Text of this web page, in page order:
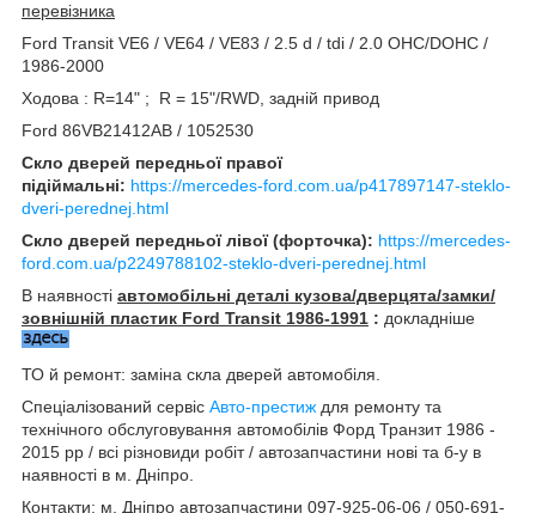
перевізника
Ford Transit VE6 / VE64 / VE83 / 2.5 d / tdi / 2.0 OHC/DOHC /
1986-2000
Ходова : R=14" ; R = 15"/RWD, задній привод
Ford 86VB21412AB / 1052530
Скло дверей передньої правої
підіймальні: https://mercedes-ford.com.ua/p417897147-steklo-
dveri-perednej.html
Скло дверей передньої лівої (форточка): https://mercedes-
ford.com.ua/p2249788102-steklo-dveri-perednej.html
В наявності автомобільні деталі кузова/дверцята/замки/
зовнішній пластик Ford Transit 1986-1991 : докладніше
ТО й ремонт: заміна скла дверей автомобіля.
Спеціалізований сервіс Авто-престиж для ремонту та
технічного обслуговування автомобілів Форд Транзит 1986 -
2015 рр / всі різновиди робіт / автозапчастини нові та б-у в
наявності в м. Дніпро.
Контакти: м. Дніпро автозапчастини 097-925-06-06 / 050-691-